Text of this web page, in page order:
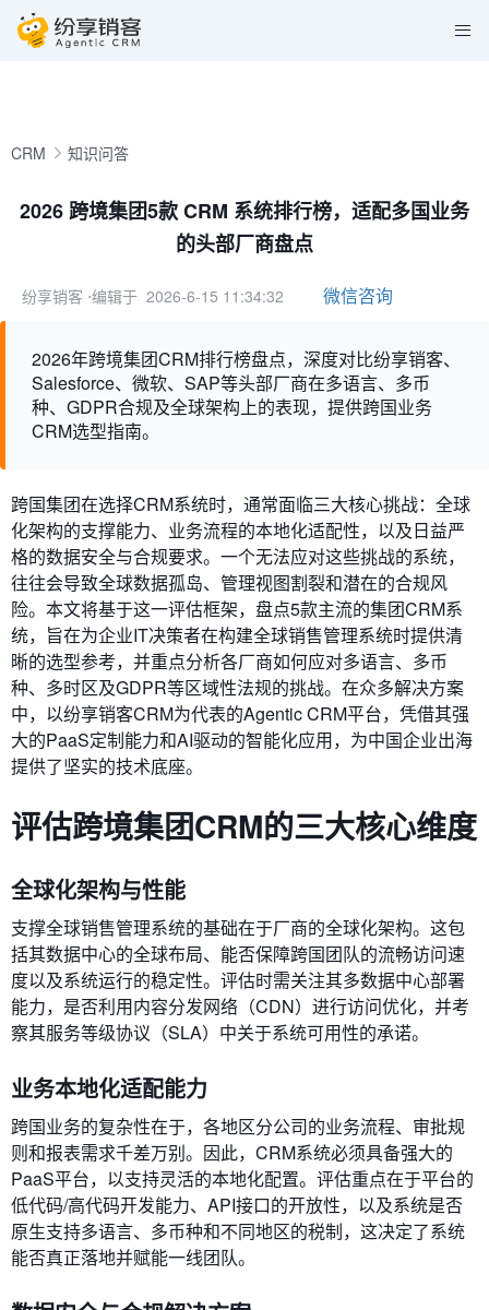
CRM 知识问答
2026 跨境集团5款 CRM 系统排行榜，适配多国业务
的头部厂商盘点
纷享销客 ⋅编辑于 2026-6-15 11:34:32 微信咨询
2026年跨境集团CRM排行榜盘点，深度对比纷享销客、
Salesforce、微软、SAP等头部厂商在多语言、多币
种、GDPR合规及全球架构上的表现，提供跨国业务
CRM选型指南。
跨国集团在选择CRM系统时，通常面临三大核心挑战：全球
化架构的支撑能力、业务流程的本地化适配性，以及日益严
格的数据安全与合规要求。一个无法应对这些挑战的系统，
往往会导致全球数据孤岛、管理视图割裂和潜在的合规风
险。本文将基于这一评估框架，盘点5款主流的集团CRM系
统，旨在为企业IT决策者在构建全球销售管理系统时提供清
晰的选型参考，并重点分析各厂商如何应对多语言、多币
种、多时区及GDPR等区域性法规的挑战。在众多解决方案
中，以纷享销客CRM为代表的Agentic CRM平台，凭借其强
大的PaaS定制能力和AI驱动的智能化应用，为中国企业出海
提供了坚实的技术底座。
评估跨境集团CRM的三大核心维度
全球化架构与性能
支撑全球销售管理系统的基础在于厂商的全球化架构。这包
括其数据中心的全球布局、能否保障跨国团队的流畅访问速
度以及系统运行的稳定性。评估时需关注其多数据中心部署
能力，是否利用内容分发网络（CDN）进行访问优化，并考
察其服务等级协议（SLA）中关于系统可用性的承诺。
业务本地化适配能力
跨国业务的复杂性在于，各地区分公司的业务流程、审批规
则和报表需求千差万别。因此，CRM系统必须具备强大的
PaaS平台，以支持灵活的本地化配置。评估重点在于平台的
低代码/高代码开发能力、API接口的开放性，以及系统是否
原生支持多语言、多币种和不同地区的税制，这决定了系统
能否真正落地并赋能一线团队。